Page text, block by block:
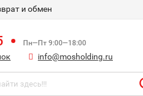
и обмен
Пн—Пт 9:00—18:00
info@mosholding.ru